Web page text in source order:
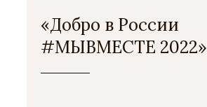
«Добро в России
#МЫВМЕСТЕ 2022»